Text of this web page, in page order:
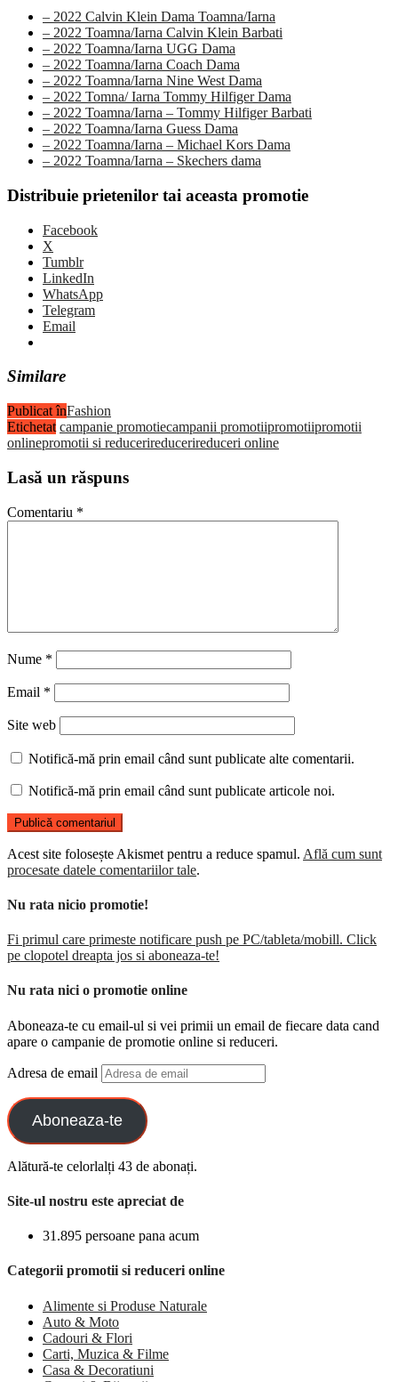
– 2022 Calvin Klein Dama Toamna/Iarna
– 2022 Toamna/Iarna Calvin Klein Barbati
– 2022 Toamna/Iarna UGG Dama
– 2022 Toamna/Iarna Coach Dama
– 2022 Toamna/Iarna Nine West Dama
– 2022 Tomna/ Iarna Tommy Hilfiger Dama
– 2022 Toamna/Iarna – Tommy Hilfiger Barbati
– 2022 Toamna/Iarna Guess Dama
– 2022 Toamna/Iarna – Michael Kors Dama
– 2022 Toamna/Iarna – Skechers dama
Distribuie prietenilor tai aceasta promotie
Facebook
X
Tumblr
LinkedIn
WhatsApp
Telegram
Email
Similare
Publicat înFashion
Etichetat campanie promotiecampanii promotiipromotiipromotii
onlinepromotii si reducerireducerireduceri online
Lasă un răspuns
Comentariu *
Nume *
Email *
Site web
Notifică-mă prin email când sunt publicate alte comentarii.
Notifică-mă prin email când sunt publicate articole noi.
Acest site folosește Akismet pentru a reduce spamul. Află cum sunt
procesate datele comentariilor tale.
Nu rata nicio promotie!
Fi primul care primeste notificare push pe PC/tableta/mobill. Click
pe clopotel dreapta jos si aboneaza-te!
Nu rata nici o promotie online
Aboneaza-te cu email-ul si vei primii un email de fiecare data cand
apare o campanie de promotie online si reduceri.
Adresa de email
Aboneaza-te
Alătură-te celorlalți 43 de abonați.
Site-ul nostru este apreciat de
31.895 persoane pana acum
Categorii promotii si reduceri online
Alimente si Produse Naturale
Auto & Moto
Cadouri & Flori
Carti, Muzica & Filme
Casa & Decoratiuni